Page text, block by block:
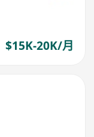
$15K-20K/月